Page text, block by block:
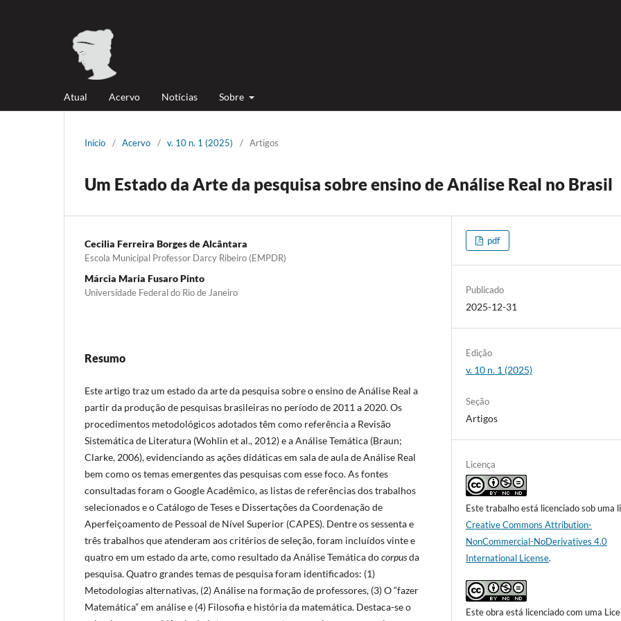
Atual Acervo Notícias Sobre
Início / Acervo / v. 10 n. 1 (2025) / Artigos
Um Estado da Arte da pesquisa sobre ensino de Análise Real no Brasil
Cecilia Ferreira Borges de Alcântara
Escola Municipal Professor Darcy Ribeiro (EMPDR)
Márcia Maria Fusaro Pinto
Universidade Federal do Rio de Janeiro
Resumo
Este artigo traz um estado da arte da pesquisa sobre o ensino de Análise Real a
partir da produção de pesquisas brasileiras no período de 2011 a 2020. Os
procedimentos metodológicos adotados têm como referência a Revisão
Sistemática de Literatura (Wohlin et al., 2012) e a Análise Temática (Braun;
Clarke, 2006), evidenciando as ações didáticas em sala de aula de Análise Real
bem como os temas emergentes das pesquisas com esse foco. As fontes
consultadas foram o Google Acadêmico, as listas de referências dos trabalhos
selecionados e o Catálogo de Teses e Dissertações da Coordenação de
Aperfeiçoamento de Pessoal de Nível Superior (CAPES). Dentre os sessenta e
três trabalhos que atenderam aos critérios de seleção, foram incluídos vinte e
quatro em um estado da arte, como resultado da Análise Temática docorpusda
pesquisa. Quatro grandes temas de pesquisa foram identificados: (1)
Metodologias alternativas, (2) Análise na formação de professores, (3) O “fazer
Matemática” em análise e (4) Filosofia e história da matemática. Destaca-se o
pdf
Publicado
2025-12-31
Edição
v. 10 n. 1 (2025)
Seção
Artigos
Licença
Este trabalho está licenciado sob uma
Creative Commons Attribution-
NonCommercial-NoDerivatives 4.0
International License.
Este obra está licenciado com uma